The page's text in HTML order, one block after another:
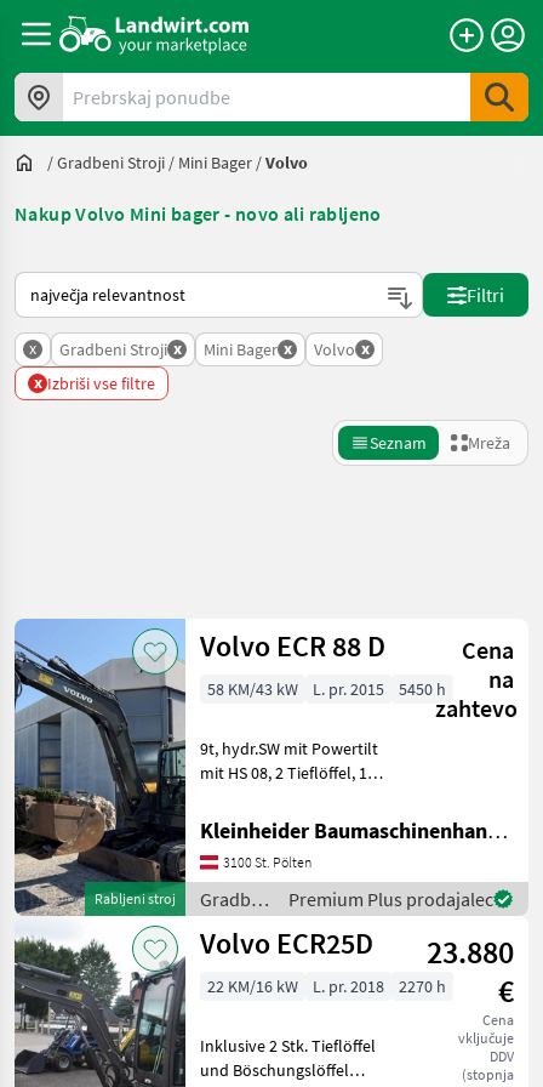
Prebrskaj ponudbe
/Gradbeni Stroji / Mini Bager /Volvo
Nakup Volvo Mini bager - novo ali rabljeno
Tako je razvrščeno na Landwirt.com
Filtri
x Gradbeni Stroji x Mini Bager x Volvo x
x Izbriši vse filtre
Seznam Mreža
Kategorija 4 Država Filtri
TRENUTNA
Gradbena
tehnika
Gradbeni
Stroji
Mini
Bager
Volvo
IZBERITE
KATEGORIJO
Volvo
Ponastavi
rezultatov
Rabljeni stroj
Volvo ECR 88 D
Cena
na
zahtevo
58 KM/43 kW L. pr. 2015 5450 h
9t, hydr.SW mit Powertilt
mit HS 08, 2 Tieflöffel, 1
stroji Mini bager
Kleinheider Baumaschinenhandel GmbH.
3100 St. Pölten
Gradbeni
stroji /
Volvo
Premium Plus prodajalec
Volvo ECR25D
23.880
€
Cena
vključuje
DDV
(stopnja
22 KM/16 kW L. pr. 2018 2270 h
Inklusive 2 Stk. Tieflöffel
und Böschungslöffel